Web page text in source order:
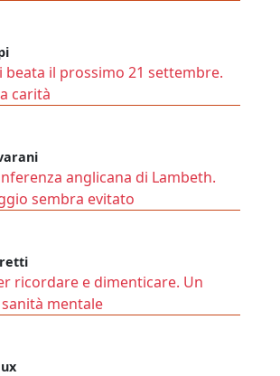
beata il prossimo 21 settembre.
carità
anglicana di Lambeth.
sembra evitato
ricordare e dimenticare. Un
mentale